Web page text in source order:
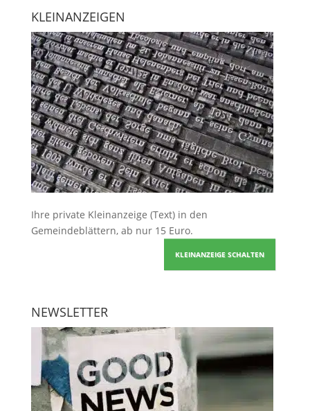
KLEINANZEIGEN
Ihre private Kleinanzeige (Text) in den
Gemeindeblättern, ab nur 15 Euro.
KLEINANZEIGE SCHALTEN
NEWSLETTER